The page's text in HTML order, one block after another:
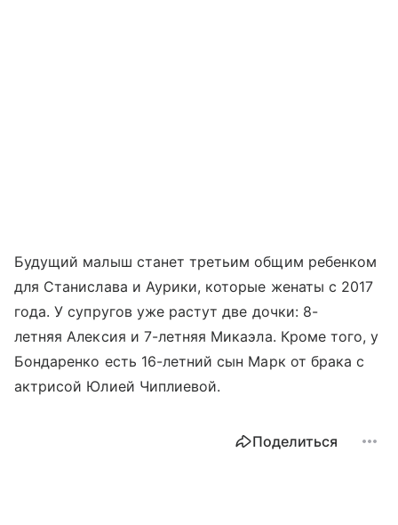
Будущий малыш станет третьим общим ребенком
для Станислава и Аурики, которые женаты с 2017
года. У супругов уже растут две дочки: 8-
летняя Алексия и 7-летняя Микаэла. Кроме того, у
Бондаренко есть 16-летний сын Марк от брака с
актрисой Юлией Чиплиевой.
Поделиться